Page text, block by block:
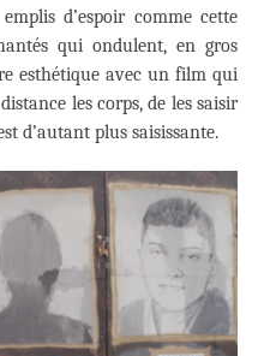
d’espoir comme cette
qui ondulent, en gros
esthétique avec un film qui
les corps, de les saisir
d’autant plus saisissante.